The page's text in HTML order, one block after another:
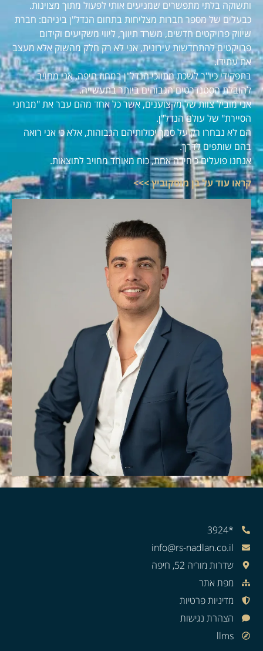
ותשוקה בלתי מתפשרים שמניעים אותי לפעול מתוך מצוינות.
כבעלים של מספר חברות מצליחות בתחום הנדל"ן ביניהם: חברת
שיווק פרויקטים חדשים, משרד תיווך, ליווי משקיעים וקידום
פרויקטים להתחדשות עירונית, אני לא רק חלק מהשוק אלא מעצב
את עתידו.
בתפקידי כיו"ר לשכת מתווכי הנדל"ן במחוז חיפה, אני מחויב
להובלת הסטנדרטים הגבוהים ביותר בתעשייה.
אני מוביל צוות של מקצוענים, אשר כל אחד מהם עבר את "מבחני
הסיירת" של עולם הנדל"ן.
הם לא נבחרו רק על סמך יכולותיהם הגבוהות, אלא כי אני רואה
בהם שותפים לדרך.
אנחנו פועלים כיחידה אחת, כוח מאוחד מחויב לתוצאות.
קראו עוד על בן מוסקוביץ >>>
*3924
info@rs-nadlan.co.il
שדרות מוריה 52, חיפה
מפת אתר
מדיניות פרטיות
הצהרת נגישות
llms